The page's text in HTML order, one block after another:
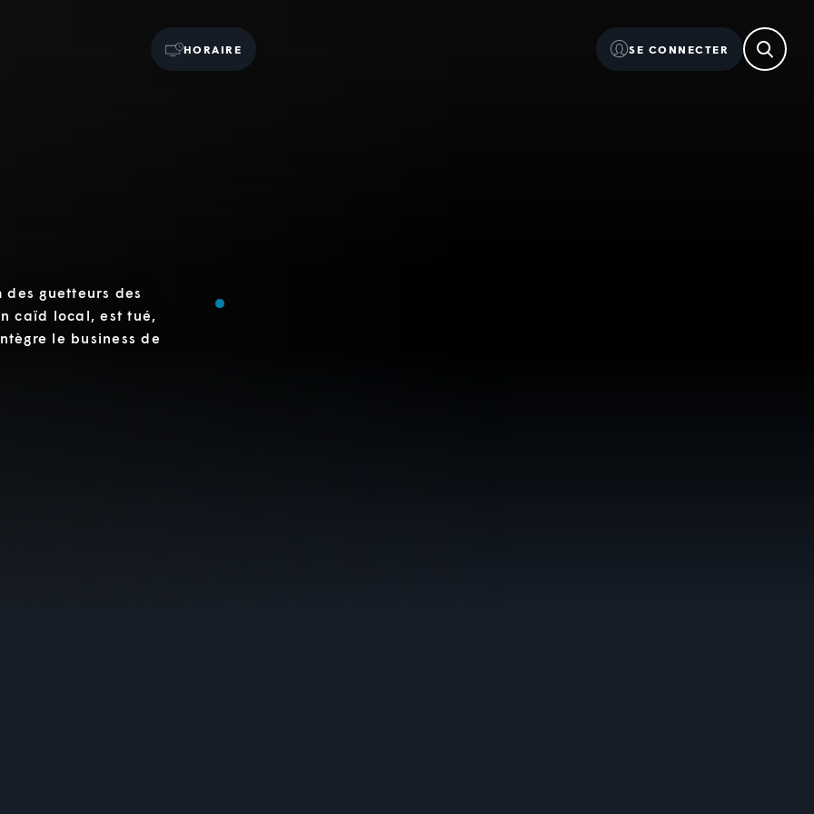
HORAIRE SE CONNECTER
guetteurs des
caïd local, est tué,
le business de